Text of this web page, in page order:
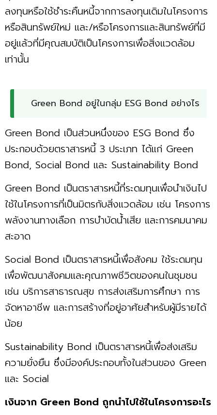
ลงทุนหรือใช้ชำระคืนหนี้จากการลงทุนเดิมในโครงการ
หรือสินทรัพย์ใหม่ และ/หรือโครงการและสินทรัพย์ที่มี
อยู่แล้วที่มีคุณสมบัติเป็นโครงการเพื่อสิ่งแวดล้อม
เท่านั้น
Green Bond อยู่ในกลุ่ม ESG Bond อย่างไร
Green Bond เป็นส่วนหนึ่งของ ESG Bond ซึ่ง
ประกอบด้วยตราสารหนี้ 3 ประเภท ได้แก่ Green
Bond, Social Bond และ Sustainability Bond
Green Bond เป็นตราสารหนี้ที่ระดมทุนเพื่อนำเงินไป
ใช้ในโครงการที่เป็นมิตรกับสิ่งแวดล้อม เช่น โครงการ
พลังงานทางเลือก การบำบัดน้ำเสีย และการคมนาคม
สะอาด
Social Bond เป็นตราสารหนี้เพื่อสังคม ใช้ระดมทุน
เพื่อพัฒนาสังคมและคุณภาพชีวิตของคนในชุมชน
เช่น บริการสาธารณสุข การส่งเสริมการศึกษา การ
จัดหาอาชีพ และการสร้างที่อยู่อาศัยสำหรับผู้มีรายได้
น้อย
Sustainability Bond เป็นตราสารหนี้เพื่อส่งเสริม
ความยั่งยืน ซึ่งมีองค์ประกอบทั้งในส่วนของ Green
และ Social
เงินจาก Green Bond ถูกนำไปใช้ในโครงการอะไร